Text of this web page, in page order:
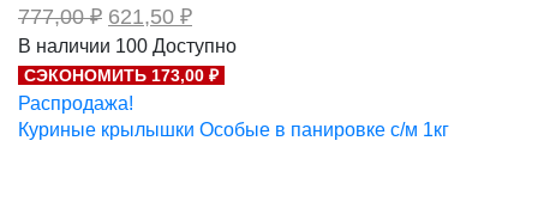
777,00₽ Первоначальная
цена
составляла
777,00 ₽.
621,50 ₽Текущая
621,50 ₽.
В наличии 100 Доступно
СЭКОНОМИТЬ 173,00 ₽
Распродажа!
Куриные крылышки Особые в панировке с/м 1кг